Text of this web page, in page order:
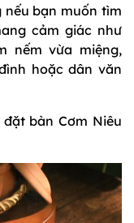
nếu bạn muốn tìm
cảm giác như
nếm vừa miệng,
hoặc dân văn
bàn Cơm Niêu